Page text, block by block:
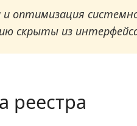
оптимизация
скрыты из
реестра